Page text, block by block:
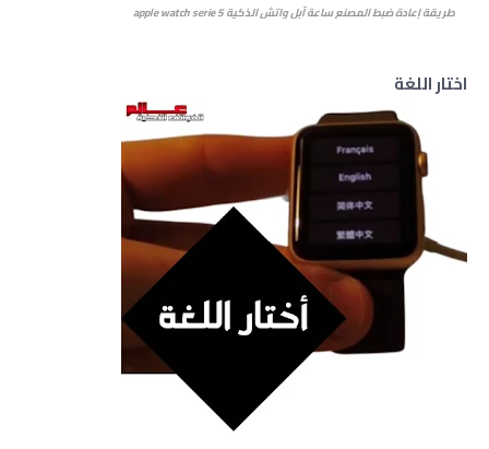
طريقة إعادة ضبط المصنع ساعة آبل واتش الذكية apple watch serie 5
اختار اللغة